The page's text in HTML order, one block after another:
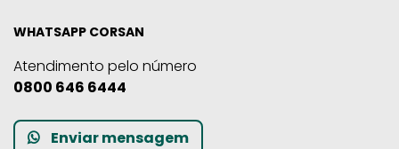
WHATSAPP CORSAN
Atendimento pelo número
0800 646 6444
Enviar mensagem